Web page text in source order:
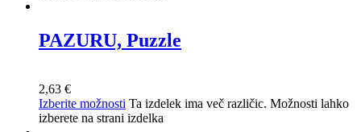
PAZURU, Puzzle
2,63 €
Izberite možnosti Ta izdelek ima več različic. Možnosti lahko
izberete na strani izdelka